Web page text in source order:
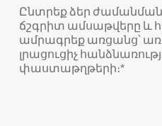
Ընտրեք ձեր
ճշգրիտ ամսաթվերը և
ամրագրեք առցանց՝
լրացուցիչ
փաստաթղթերի։*